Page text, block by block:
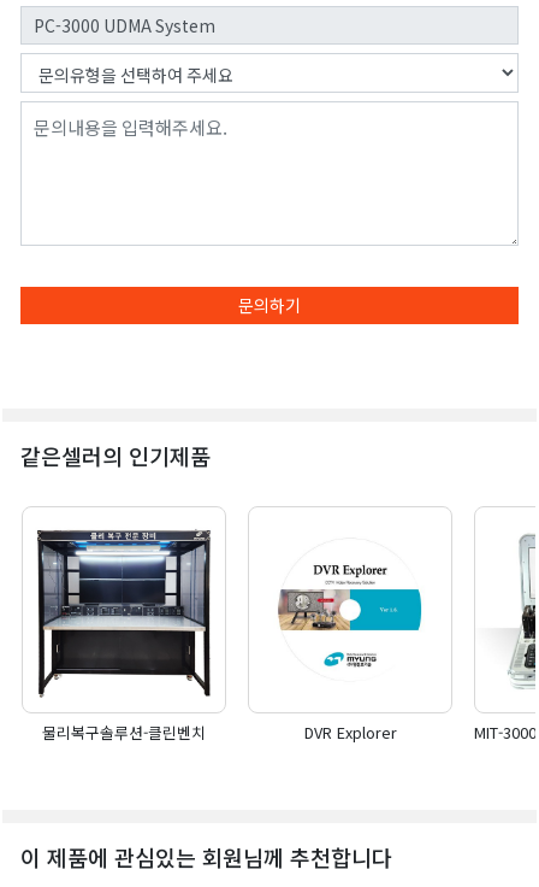
문의하기
같은셀러의 인기제품
물리복구솔루션-클린벤치 DVR Explorer
이 제품에 관심있는 회원님께 추천합니다